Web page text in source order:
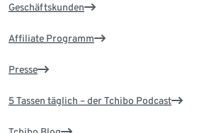
Geschäftskunden
Affiliate Programm
Presse
5 Tassen täglich – der Tchibo Podcast